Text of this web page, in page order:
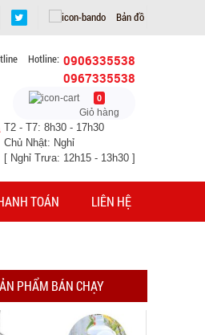
Bản đồ
Hotline: 0906335538
0967335538
0
Giỏ hàng
T2 - T7: 8h30 - 17h30
Chủ Nhật: Nghỉ
[ Nghỉ Trưa: 12h15 - 13h30 ]
TOÁN LIÊN HỆ
PHẨM BÁN CHẠY
47.000 đ